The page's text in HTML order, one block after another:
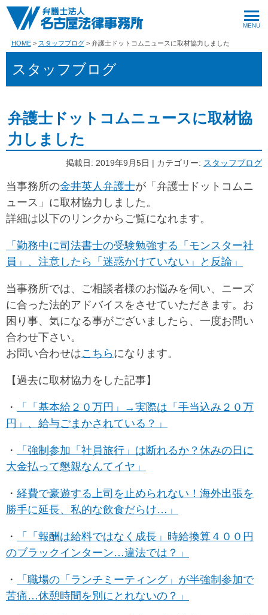
HOME スタッフブログ 弁護士ドットコムニュースに取材協力しました
スタッフブログ
弁護士ドットコムニュースに取材協
力しました
掲載日: 2019年9月5日 | カテゴリー: スタッフブログ
当事務所の金井英人弁護士が「弁護士ドットコムニ
ュース」に取材協力しました。
詳細は以下のリンクからご覧になれます。
「勤務中に司法書士の受験勉強する「モンスター社
員」、注意したら「迷惑かけていない」と反論」
当事務所では、ご相談者様のお悩みを伺い、ニーズ
に合った法的アドバイスをさせていただきます。お
困り事、気になる事がございましたら、一度お問い
合わせ下さい。
お問い合わせはこちらになります。
【過去に取材協力をした記事】
・
「「基本給２０万円」→実際は「手当込み２０万
円」、給与ごまかされている？」
・
「強制参加「社員旅行」は断れるか？休みの日に
大金払って懇親なんてイヤ」
・ 経費で豪遊する上司を止められない！海外出張を
勝手に延長、私的な飲食だらけ…」
・
「「報酬は給料ではなく成長」時給換算４００円
のブラックインターン…違法では？」
・
「職場の「ランチミーティング」が半強制参加で
苦痛…休憩時間を別にとれないの？」